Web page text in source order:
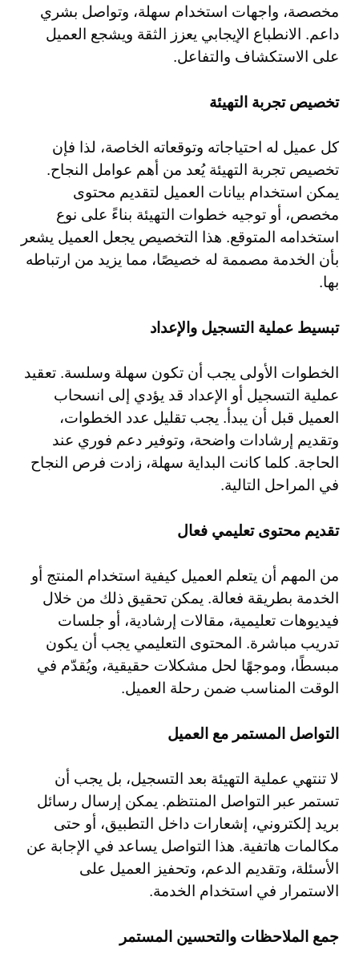
مخصصة، واجهات استخدام سهلة، وتواصل بشري
داعم. الانطباع الإيجابي يعزز الثقة ويشجع العميل
على الاستكشاف والتفاعل.
تخصيص تجربة التهيئة
كل عميل له احتياجاته وتوقعاته الخاصة، لذا فإن
تخصيص تجربة التهيئة يُعد من أهم عوامل النجاح.
يمكن استخدام بيانات العميل لتقديم محتوى
مخصص، أو توجيه خطوات التهيئة بناءً على نوع
استخدامه المتوقع. هذا التخصيص يجعل العميل يشعر
بأن الخدمة مصممة له خصيصًا، مما يزيد من ارتباطه
بها.
تبسيط عملية التسجيل والإعداد
الخطوات الأولى يجب أن تكون سهلة وسلسة. تعقيد
عملية التسجيل أو الإعداد قد يؤدي إلى انسحاب
العميل قبل أن يبدأ. يجب تقليل عدد الخطوات،
وتقديم إرشادات واضحة، وتوفير دعم فوري عند
الحاجة. كلما كانت البداية سهلة، زادت فرص النجاح
في المراحل التالية.
تقديم محتوى تعليمي فعال
من المهم أن يتعلم العميل كيفية استخدام المنتج أو
الخدمة بطريقة فعالة. يمكن تحقيق ذلك من خلال
فيديوهات تعليمية، مقالات إرشادية، أو جلسات
تدريب مباشرة. المحتوى التعليمي يجب أن يكون
مبسطًا، وموجهًا لحل مشكلات حقيقية، ويُقدّم في
الوقت المناسب ضمن رحلة العميل.
التواصل المستمر مع العميل
لا تنتهي عملية التهيئة بعد التسجيل، بل يجب أن
تستمر عبر التواصل المنتظم. يمكن إرسال رسائل
بريد إلكتروني، إشعارات داخل التطبيق، أو حتى
مكالمات هاتفية. هذا التواصل يساعد في الإجابة عن
الأسئلة، وتقديم الدعم، وتحفيز العميل على
الاستمرار في استخدام الخدمة.
جمع الملاحظات والتحسين المستمر